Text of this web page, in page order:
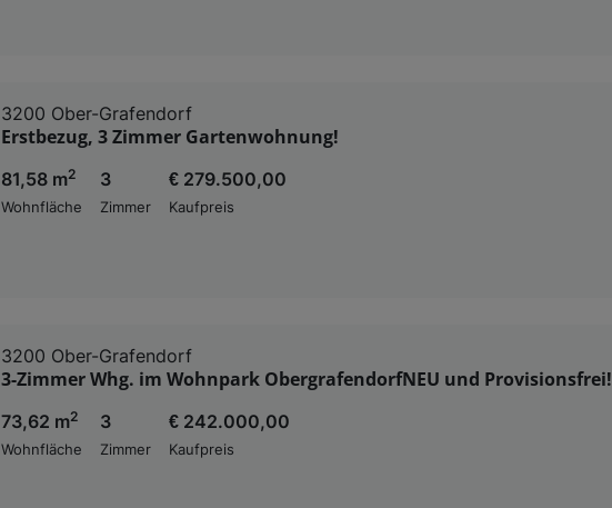
3200 Ober-Grafendorf
Erstbezug, 3 Zimmer Gartenwohnung!
81,58 m2
Wohnfläche
3
Zimmer
€ 279.500,00
Kaufpreis
3200 Ober-Grafendorf
3-Zimmer Whg. im Wohnpark ObergrafendorfNEU und Provisionsfrei!
73,62 m2
Wohnfläche
3
Zimmer
€ 242.000,00
Kaufpreis